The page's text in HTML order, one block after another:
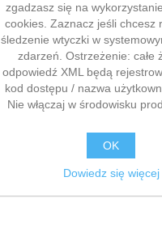
zgadzasz się na
cookies. Zaznacz jeśli chcesz
śledzenie wtyczki w
zdarzeń. Ostrzeżenie: całe
odpowiedź XML będą
kod dostępu / nazwa
Nie włączaj w środowisku
OK
Dowiedz się więcej